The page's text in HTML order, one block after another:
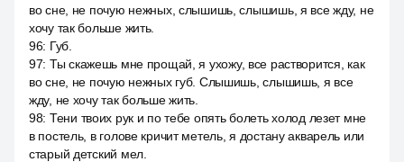
во сне, не почую нежных, слышишь, слышишь, я все жду, не
хочу так больше жить.
96: Губ.
97: Ты скажешь мне прощай, я ухожу, все растворится, как
во сне, не почую нежных губ. Слышишь, слышишь, я все
жду, не хочу так больше жить.
98: Тени твоих рук и по тебе опять болеть холод лезет мне
в постель, в голове кричит метель, я достану акварель или
старый детский мел.